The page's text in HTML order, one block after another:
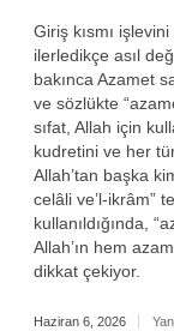
Giriş kısmı
ilerledikçe asıl
bakınca Azamet
ve sözlükte
sıfat, Allah için
kudretini ve her
Allah’tan başka
celâli ve’l-ikrâm”
kullanıldığında,
Allah’ın hem
dikkat çekiyor.
Haziran 6, 2026